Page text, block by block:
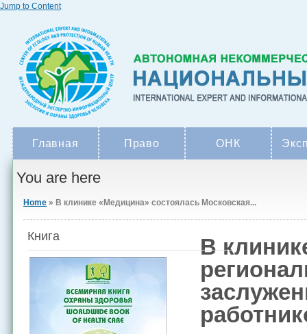
Jump to Content
Главная Право ОНК
You are here
Home» В клинике «Медицина» состоялась Московская...
В
Книга